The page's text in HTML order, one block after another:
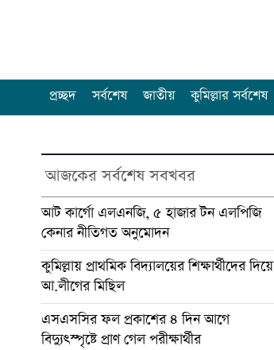
প্রচ্ছদ সর্বশেষ জাতীয় কুমিল্লার সর্বশেষ
আজকের সর্বশেষ সবখবর
আট কার্গো এলএনজি, ৫ হাজার টন এলপিজি
কেনার নীতিগত অনুমোদন
কুমিল্লায় প্রাথমিক বিদ্যালয়ের শিক্ষার্থীদের দিয়ে
আ.লীগের মিছিল
এসএসসির ফল প্রকাশের ৪ দিন আগে
বিদ্যুৎস্পৃষ্টে প্রাণ গেল পরীক্ষার্থীর